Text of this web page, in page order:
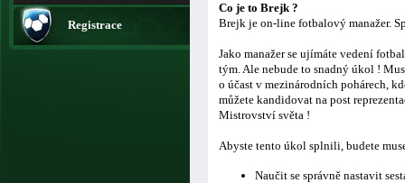
Registrace
Co je to Brejk ?
Brejk je on-line fotbalový manažer.
Jako manažer se ujímáte vedení
tým. Ale nebude to snadný úkol !
o účast v mezinárodních pohárech,
můžete kandidovat na post
Mistrovství světa !
Abyste tento úkol splnili, budete
Naučit se správně nastavit